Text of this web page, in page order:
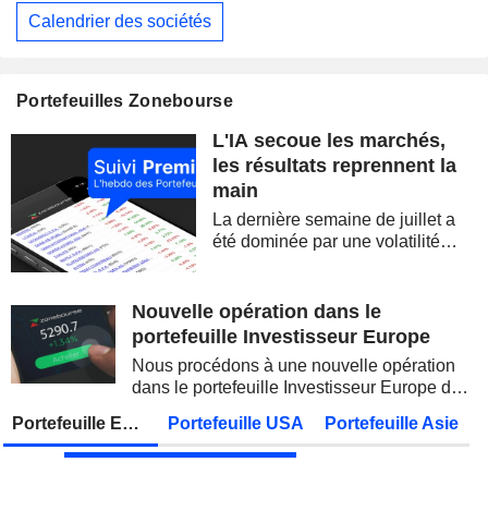
EUTELSAT COMMUNICATIONS
STATE BANK OF INDIA
OVERSEA-CHINESE BANKING CORPORATION LIMITED Publication des résultats - Q2 2026
MUNICH RE
JAPAN POST BANK CO., LTD. Publication des résultats - Q1 2027
ADNOC GAS PLC
KDDI CORPORATION Publication des résultats - Q1 2027
FUJIKURA LTD. Publication des résultats - Q1 2027
Calendrier des sociétés
Portefeuilles Zonebourse
L'IA secoue les marchés,
les résultats reprennent la
main
La dernière semaine de juillet a
été dominée par une volatilité
semi-conducteurs. Les
inquiétudes sur la soutenabilité
Nouvelle opération dans le
portefeuille Investisseur Europe
Nous procédons à une nouvelle opération
dans le portefeuille Investisseur Europe de
Portefeuille Europe Portefeuille USA Portefeuille Asie